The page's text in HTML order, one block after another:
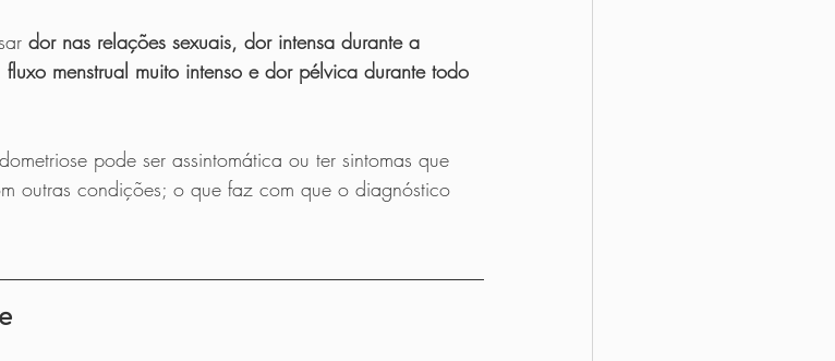
dor nas relações sexuais, dor intensa durante a
menstrual muito intenso e dor pélvica durante todo
pode ser assintomática ou ter sintomas que
outras condições; o que faz com que o diagnóstico